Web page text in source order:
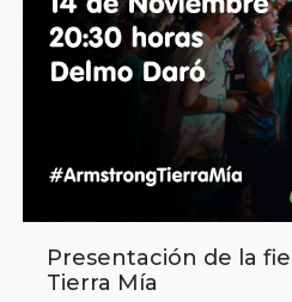
Presentación de la
Tierra Mía